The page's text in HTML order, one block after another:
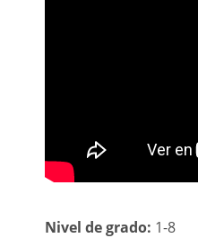
Nivel de grado: 1-8